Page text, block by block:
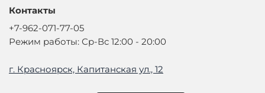
Контакты
+7-962-071-77-05
Режим работы: Ср-Вс 12:00 - 20:00
г. Красноярск, Капитанская ул., 12